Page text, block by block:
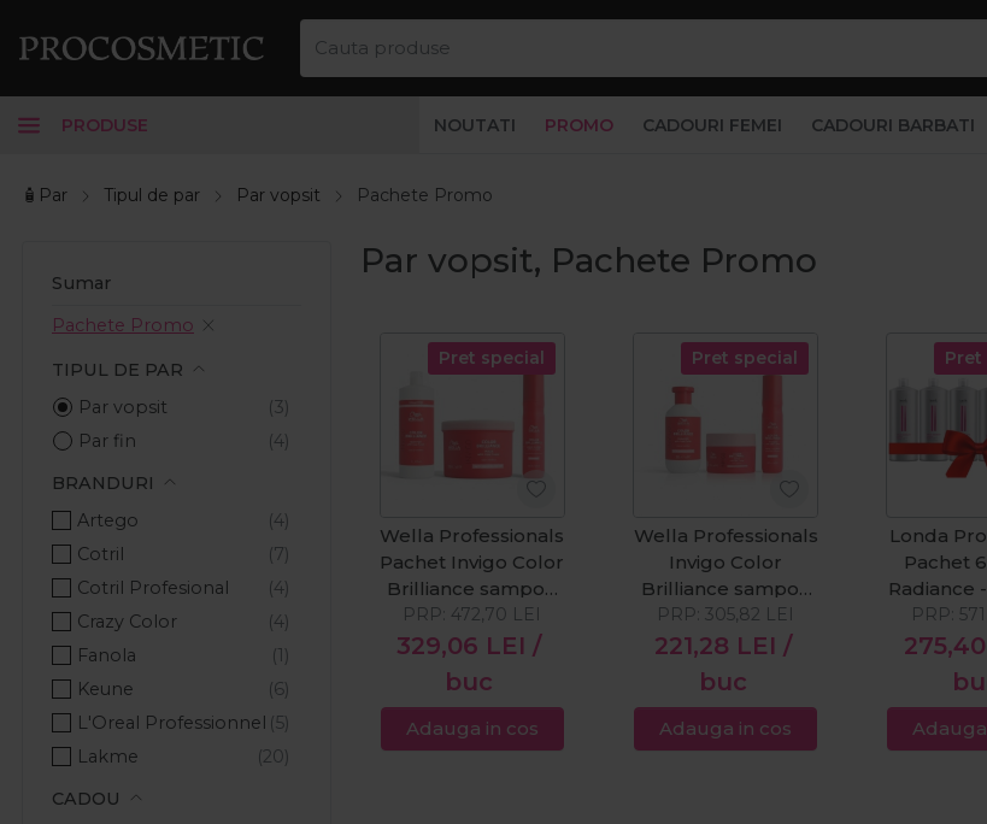
PRODUSE NOUTATI PROMO CADOURI FEMEI CADOURI BARBATI
🧴Par Tipul de par Par vopsit Pachete Promo
Sumar
Pachete Promo
TIPUL DE PAR
Par vopsit
Par fin
BRANDURI
Artego
Cotril
Cotril Profesional
Crazy Color
Fanola
Keune
L'Oreal Professionnel
Lakme
Londa Professional
CADOU
Par vopsit, Pachete Promo
Pret special
Wella Professionals
Pachet Invigo Color
Brilliance sampon
par vopsit cu
structura fina
normala 1000 ml +
Invigo Color
Brilliance masca
tratament par
329,06 LEI /
buc
PRP: 472,70 LEI
Adauga in cos
Pret special
Wella Professionals
Invigo Color
Brilliance sampon
par vopsit cu
structura fina
normala 250 ml +
Invigo Color
Brilliance Miracle
BB Spray pentru
221,28 LEI /
buc
PRP:305,82 LEI
Adauga in cos
Pret
Londa
Pachet
Radiance
pentru
275,40
PRP: